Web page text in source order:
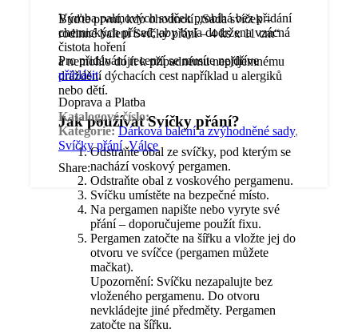
Výroba palmových svíček probíhá bez přidání
chemických přísad, aby byla dodržena vzácná
čistota hoření
a nemohlo dojít k případnému nepříjemnému
dráždění dýchacích cest například u alergiků
nebo dětí.
Jak používat Svíčky přání?
Odstraňte obal ze svíčky, pod kterým se
nachází voskový pergamen.
Odstraňte obal z voskového pergamenu.
Svíčku umístěte na bezpečné místo.
Na pergamen napište nebo vyryte své
přání – doporučujeme použít fixu.
Pergamen zatočte na šířku a vložte jej do
otvoru ve svíčce (pergamen můžete
mačkat).
Upozornění: Svíčku nezapalujte bez
vloženého pergamenu. Do otvoru
nevkládejte jiné předměty. Pergamen
zatočte na šířku.
Buďte první, kdo ohodnotí „Sada svíček –
rodinné balení Svíčky přání – 4 ks x 11 cm“
Pro přidávání recenzí se musíte nejdříve
přihlásit.
Doprava a Platba
Katalogové číslo:-
Kategorie: Dárková balení a zvýhodněné sady,
Svíčky přání, Válce
Share: